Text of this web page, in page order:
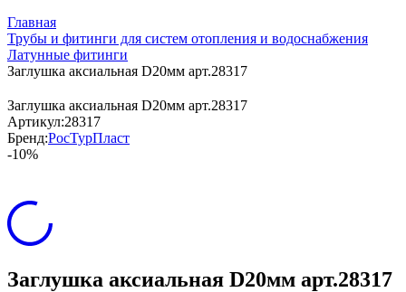
Главная
Трубы и фитинги для систем отопления и водоснабжения
Латунные фитинги
Заглушка аксиальная D20мм арт.28317
Заглушка аксиальная D20мм арт.28317
Артикул:28317
Бренд:РосТурПласт
-10%
Заглушка аксиальная D20мм арт.28317